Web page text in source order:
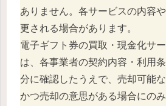
ありません。各サービスの内容
更される場合があります。
電子ギフト券の買取・現金化サ
は、各事業者の契約内容・利用
分に確認したうえで、売却可能な
かつ売却の意思がある場合にのみ